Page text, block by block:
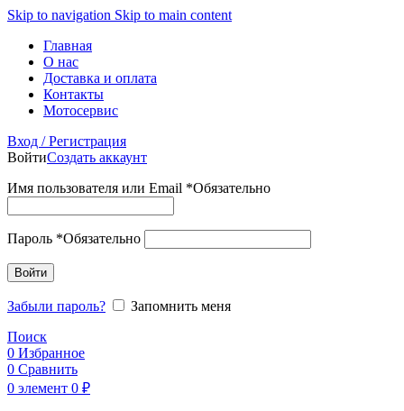
Skip to navigation Skip to main content
Главная
О нас
Доставка и оплата
Контакты
Мотосервис
Вход / Регистрация
ВойтиСоздать аккаунт
Имя пользователя или Email *Обязательно
Пароль *Обязательно
Войти
Забыли пароль?
Запомнить меня
Поиск
0 Избранное
0 Сравнить
0 элемент 0 ₽